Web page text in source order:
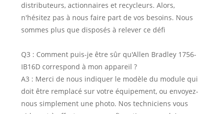
distributeurs, actionnaires et recycleurs. Alors,
n'hésitez pas à nous faire part de vos besoins. Nous
sommes plus que disposés à relever ce défi
Q3 : Comment puis-je être sûr qu'Allen Bradley 1756-
IB16D correspond à mon appareil ?
A3 : Merci de nous indiquer le modèle du module qui
doit être remplacé sur votre équipement, ou envoyez-
nous simplement une photo. Nos techniciens vous